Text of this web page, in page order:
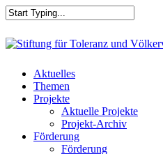
Skip
to
main
content
Close
search
Menu
Aktuelles
Themen
Projekte
Aktuelle Projekte
Projekt-Archiv
Förderung
Förderung